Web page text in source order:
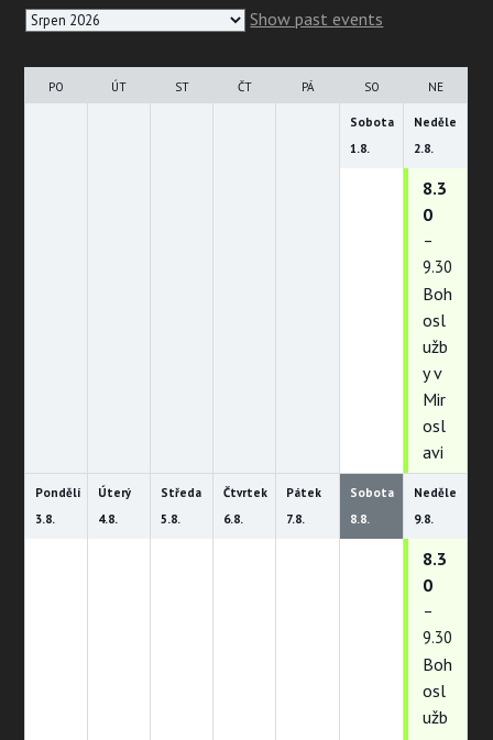
Month
Show past events
PO ÚT ST ČT PÁ SO NE
Sobota
1.8.
Neděle
2.8.
8.3
0
–
9.30
Boh
osl
užb
y v
Mir
osl
avi
Pondělí
3.8.
Úterý
4.8.
Středa
5.8.
Čtvrtek
6.8.
Pátek
7.8.
Sobota
8.8.
Neděle
9.8.
8.3
0
–
9.30
Boh
osl
užb